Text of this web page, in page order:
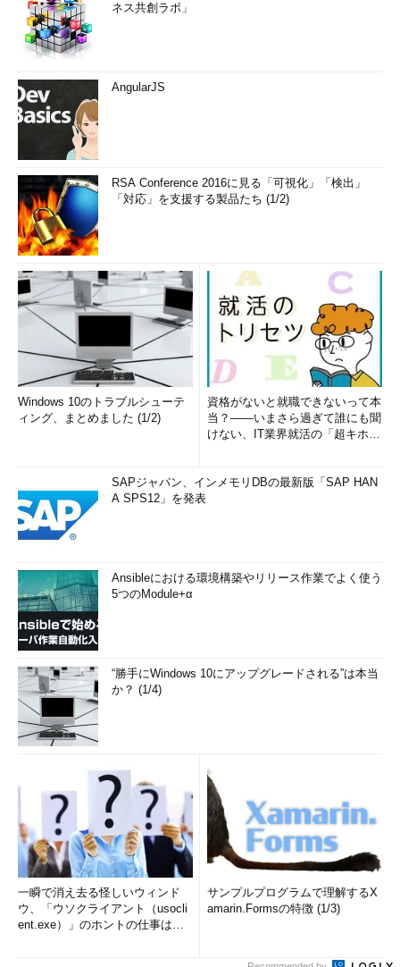
ネス共創ラボ」
AngularJS
RSA Conference 2016に見る「可視化」「検出」
「対応」を支援する製品たち (1/2)
Windows 10のトラブルシューテ
ィング、まとめました (1/2)
資格がないと就職できないって本
当？――いまさら過ぎて誰にも聞
けない、IT業界就活の「超キホ
SAPジャパン、インメモリDBの最新版「SAP HAN
A SPS12」を発表
Ansibleにおける環境構築やリリース作業でよく使う
5つのModule+α
“勝手にWindows 10にアップグレードされる”は本当
か？ (1/4)
一瞬で消え去る怪しいウィンド
ウ、「ウソクライアント（usocli
ent.exe）」のホントの仕事は？
サンプルプログラムで理解するX
amarin.Formsの特徴 (1/3)